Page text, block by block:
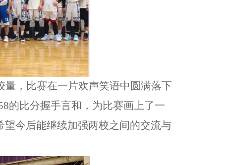
，比赛在一片欢声笑语中圆满落下
的比分握手言和，为比赛画上了一
今后能继续加强两校之间的交流与